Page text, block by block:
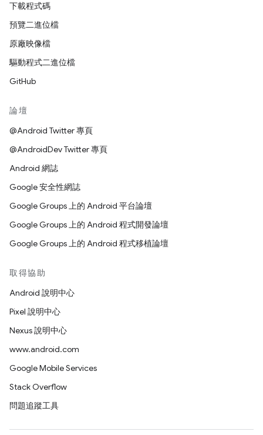
下載程式碼
預覽二進位檔
原廠映像檔
驅動程式二進位檔
GitHub
論壇
@Android Twitter 專頁
@AndroidDev Twitter 專頁
Android 網誌
Google 安全性網誌
Google Groups 上的 Android 平台論壇
Google Groups 上的 Android 程式開發論壇
Google Groups 上的 Android 程式移植論壇
取得協助
Android 說明中心
Pixel 說明中心
Nexus 說明中心
www.android.com
Google Mobile Services
Stack Overflow
問題追蹤工具